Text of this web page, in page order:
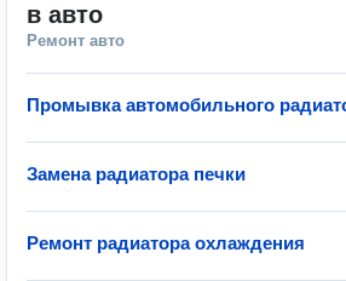
в авто
Ремонт авто
Промывка автомобильного
Замена радиатора печки
Ремонт радиатора охлаждения